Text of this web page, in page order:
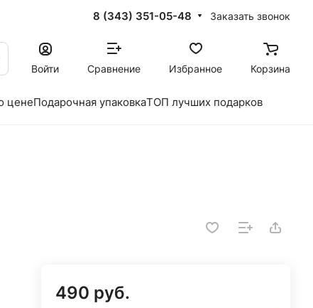
8 (343) 351-05-48 Заказать звонок
Войти Сравнение Избранное Корзина
ценеПодарочная упаковкаТОП лучших подарков
490 руб.